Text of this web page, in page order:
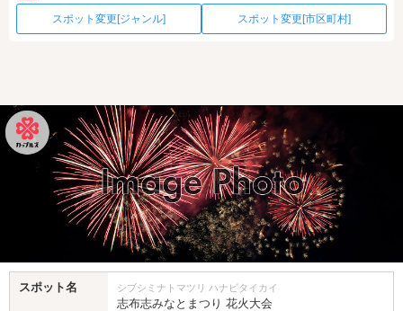
スポット変更[ジャンル] スポット変更[市区町村]
スポット名 シブシミナトマツリ ハナビタイカイ
志布志みなとまつり 花火大会